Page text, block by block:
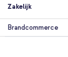
Zakelijk
Brandcommerce